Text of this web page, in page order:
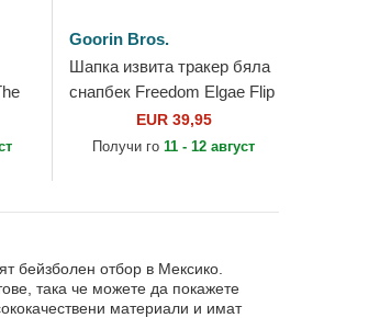
Goorin Bros.
Шапка извита тракер бяла
снапбек Freedom Elgae Flip
Side 2 The Farm от Goorin
Bros.
EUR 39,95
Получи го11 - 12 август
бейзболен отбор в Мексико.
така че можете да покажете
материали и имат